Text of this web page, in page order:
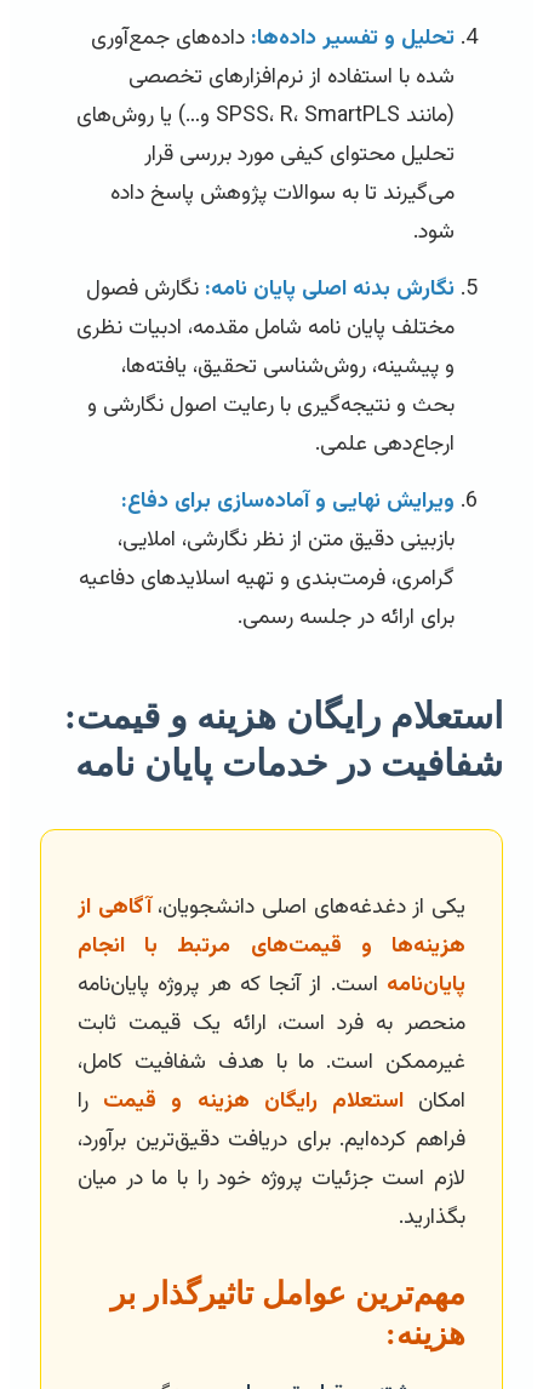
تحلیل و تفسیر داده‌ها:داده‌های جمع‌آوری
شده با استفاده از نرم‌افزارهای تخصصی
(مانند SPSS، R، SmartPLS و…) یا روش‌های
تحلیل محتوای کیفی مورد بررسی قرار
می‌گیرند تا به سوالات پژوهش پاسخ داده
شود.
نگارش بدنه اصلی پایان نامه:نگارش فصول
مختلف پایان نامه شامل مقدمه، ادبیات نظری
و پیشینه، روش‌شناسی تحقیق، یافته‌ها،
بحث و نتیجه‌گیری با رعایت اصول نگارشی و
ارجاع‌دهی علمی.
ویرایش نهایی و آماده‌سازی برای دفاع:
بازبینی دقیق متن از نظر نگارشی، املایی،
گرامری، فرمت‌بندی و تهیه اسلایدهای دفاعیه
برای ارائه در جلسه رسمی.
استعلام رایگان هزینه و قیمت:
شفافیت در خدمات پایان نامه
یکی از دغدغه‌های اصلی دانشجویان،آگاهی از
هزینه‌ها و قیمت‌های مرتبط با انجام
پایان‌نامهاست. از آنجا که هر پروژه پایان‌نامه
منحصر به فرد است، ارائه یک قیمت ثابت
غیرممکن است. ما با هدف شفافیت کامل،
امکاناستعلام رایگان هزینه و قیمترا
فراهم کرده‌ایم. برای دریافت دقیق‌ترین برآورد،
لازم است جزئیات پروژه خود را با ما در میان
بگذارید.
مهم‌ترین عوامل تاثیرگذار بر
هزینه: